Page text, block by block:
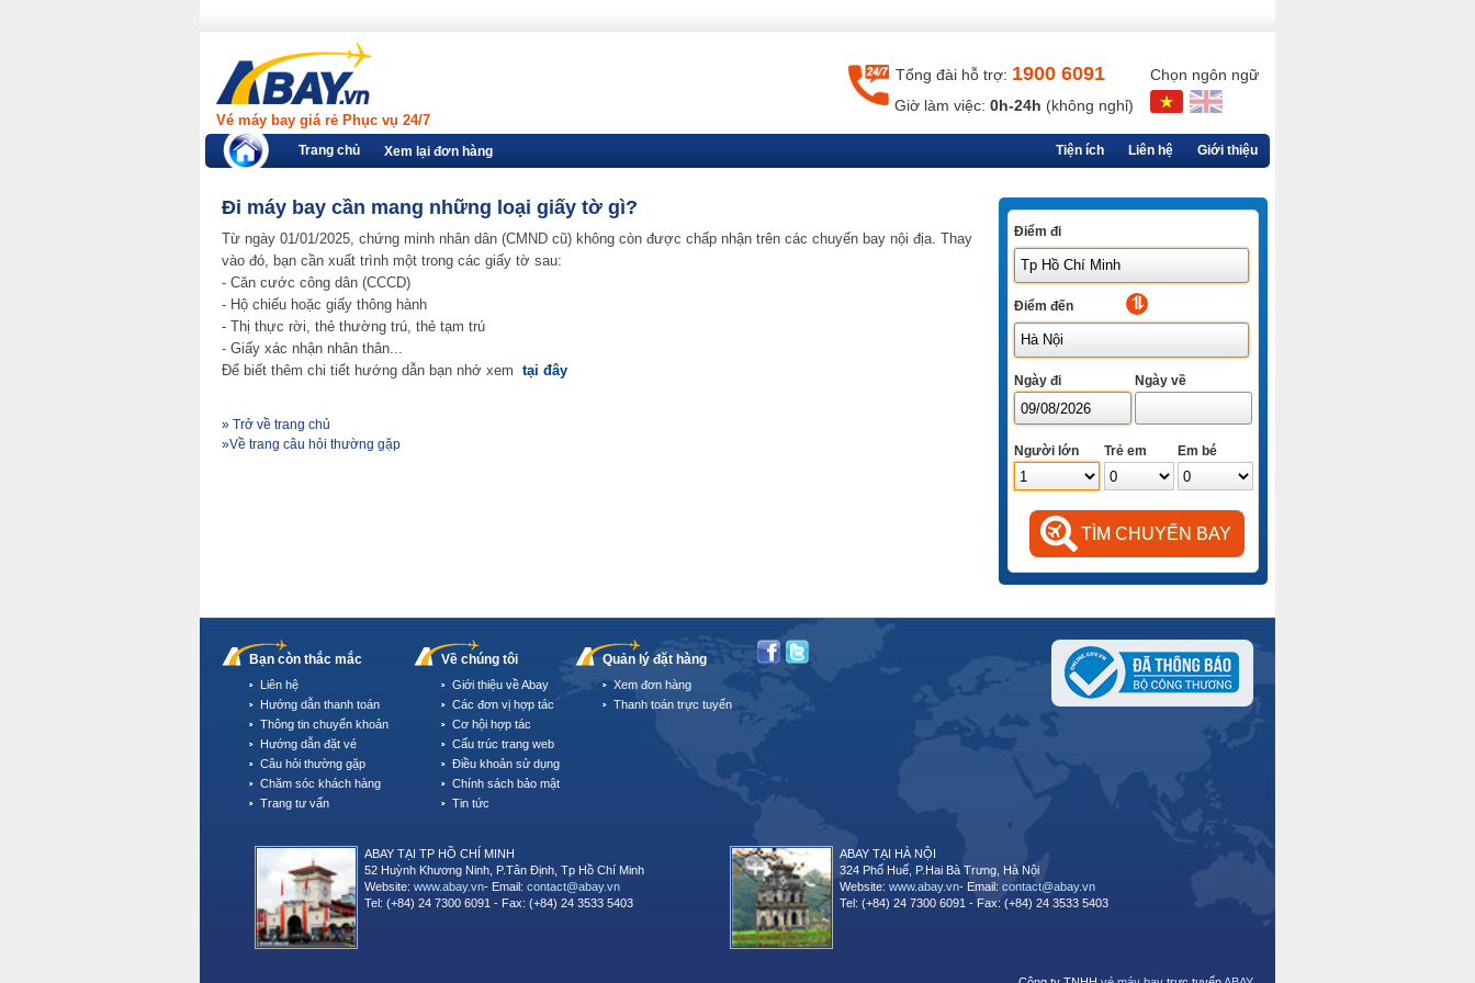
Vé máy bay giá rẻ Phục vụ 24/7
Tổng đài hỗ trợ: 1900 6091
Giờ làm việc: 0h-24h (không nghỉ)
Chọn ngôn ngữ
Trang chủ Xem lại đơn hàng Giới thiệu
Liên hệ
Tiện ích
Đi máy bay cần mang những loại giấy tờ gì?
Từ ngày 01/01/2025, chứng minh nhân dân (CMND cũ) không còn được chấp nhận trên các chuyến bay nội địa. Thay
vào đó, bạn cần xuất trình một trong các giấy tờ sau:
- Căn cước công dân (CCCD)
- Hộ chiếu hoặc giấy thông hành
- Thị thực rời, thẻ thường trú, thẻ tạm trú
- Giấy xác nhận nhân thân...
Để biết thêm chi tiết hướng dẫn bạn nhớ xem tại đây
» Trở về trang chủ
»Về trang câu hỏi thường gặp
Điểm đi
Điểm đến
Ngày đi Ngày về
Người lớn Trẻ em Em bé
Bạn còn thắc mắc
Liên hệ
Hướng dẫn thanh toán
Thông tin chuyển khoản
Hướng dẫn đặt vé
Câu hỏi thường gặp
Chăm sóc khách hàng
Trang tư vấn
Về chúng tôi
Giới thiệu về Abay
Các đơn vị hợp tác
Cơ hội hợp tác
Cấu trúc trang web
Điều khoản sử dụng
Chính sách bảo mật
Tin tức
Quản lý đặt hàng
Xem đơn hàng
Thanh toán trực tuyến
ABAY TẠI TP HỒ CHÍ MINH
52 Huỳnh Khương Ninh, P.Tân Định, Tp Hồ Chí Minh
Website: www.abay.vn- Email: contact@abay.vn
Tel: (+84) 24 7300 6091 - Fax: (+84) 24 3533 5403
ABAY TẠI HÀ NỘI
324 Phố Huế, P.Hai Bà Trưng, Hà Nội
Website: www.abay.vn- Email: contact@abay.vn
Tel: (+84) 24 7300 6091 - Fax: (+84) 24 3533 5403